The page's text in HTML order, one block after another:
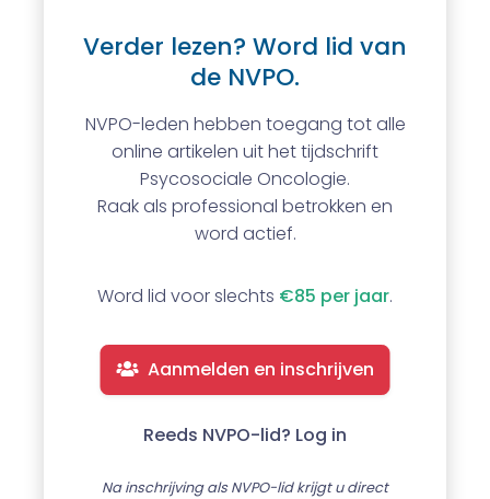
Verder lezen? Word lid van
de NVPO.
NVPO-leden hebben toegang tot alle
online artikelen uit het tijdschrift
Psycosociale Oncologie.
Raak als professional betrokken en
word actief.
Word lid voor slechts €85 per jaar.
Aanmelden en inschrijven
Reeds NVPO-lid? Log in
Na inschrijving als NVPO-lid krijgt u direct